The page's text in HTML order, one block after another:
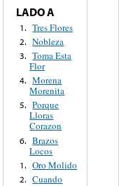
LADO A
1. Tres Flores
2. Nobleza
3. Toma Esta
Flor
4. Morena
Morenita
5. Porque
Lloras
Corazon
6. Brazos
Locos
1. Oro Molido
2. Cuando